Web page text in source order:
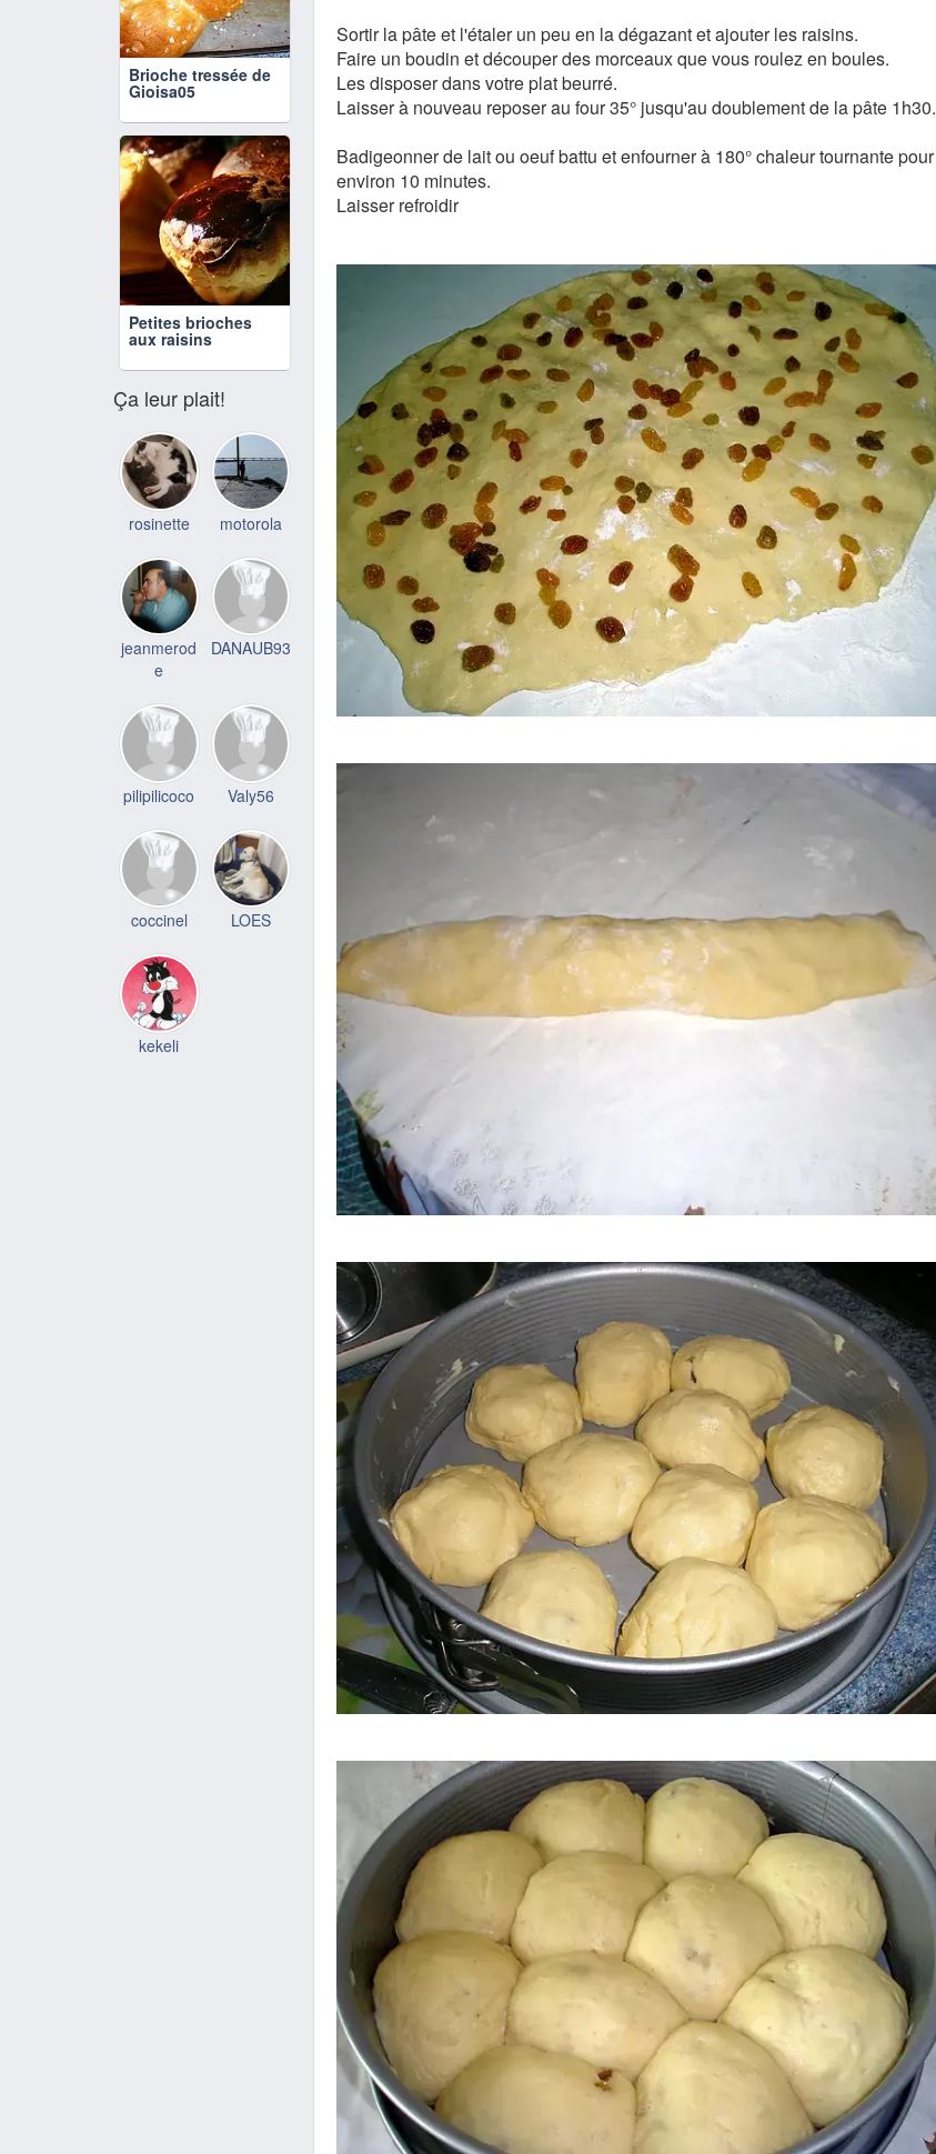
Sortir la pâte et l'étaler un peu en la dégazant et ajouter les raisins.
Faire un boudin et découper des morceaux que vous roulez en boules.
Les disposer dans votre plat beurré.
Laisser à nouveau reposer au four 35° jusqu'au doublement de la pâte 1h30.
Badigeonner de lait ou oeuf battu et enfourner à 180° chaleur tournante pour
environ 10 minutes.
Laisser refroidir
Brioche tressée de
Gioisa05
Petites brioches
aux raisins
Ça leur plait!
rosinette motorola
jeanmerod
e
DANAUB93
pilipilicoco Valy56
coccinel LOES
kekeli